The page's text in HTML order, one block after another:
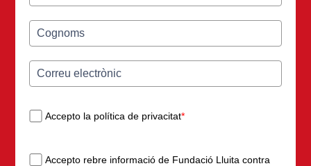
Accepto la política de privacitat*
Accepto rebre informació de Fundació Lluita contra